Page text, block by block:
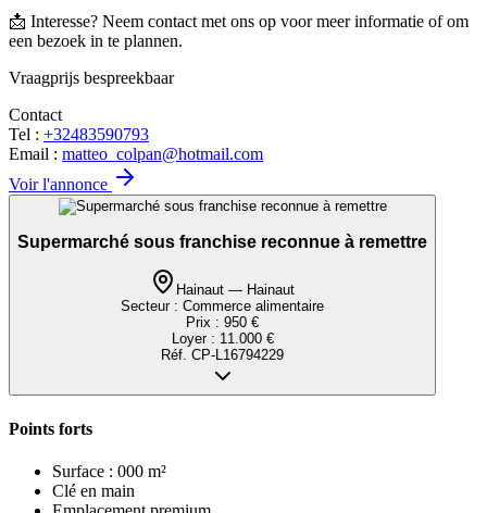
📩 Interesse? Neem contact met ons op voor meer informatie of om
een bezoek in te plannen.
Vraagprijs bespreekbaar
Contact
Tel : +32483590793
Email : matteo_colpan@hotmail.com
Voir l'annonce
Supermarché sous franchise reconnue à remettre
Hainaut — Hainaut
Secteur : Commerce alimentaire
Prix : 950 €
Loyer : 11.000 €
Réf. CP-L16794229
Points forts
Surface : 000 m²
Clé en main